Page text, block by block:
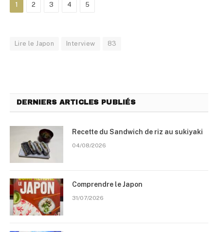
1 2 3 4 5
Lire le Japon Interview 83
DERNIERS ARTICLES PUBLIÉS
Recette du Sandwich de riz au sukiyaki
04/08/2026
Comprendre le Japon
31/07/2026